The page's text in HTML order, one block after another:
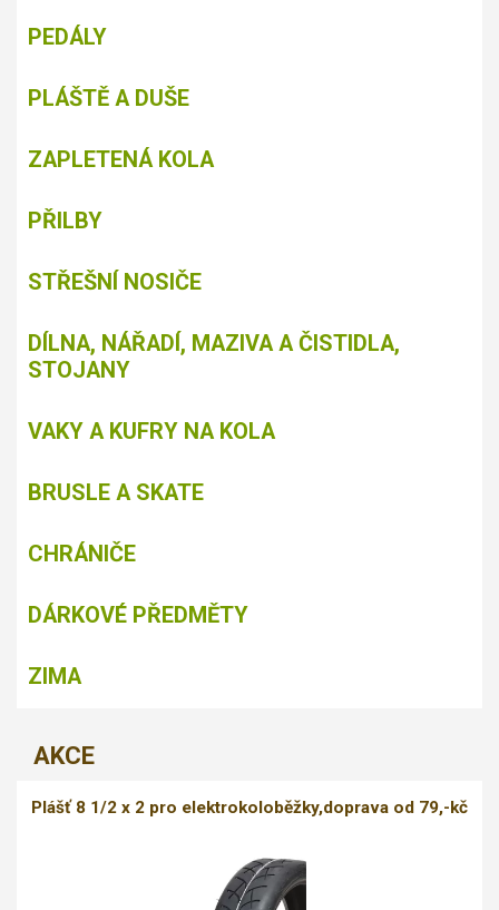
PEDÁLY
PLÁŠTĚ A DUŠE
ZAPLETENÁ KOLA
PŘILBY
STŘEŠNÍ NOSIČE
DÍLNA, NÁŘADÍ, MAZIVA A ČISTIDLA,
STOJANY
VAKY A KUFRY NA KOLA
BRUSLE A SKATE
CHRÁNIČE
DÁRKOVÉ PŘEDMĚTY
ZIMA
AKCE
Plášť 8 1/2 x 2 pro elektrokoloběžky,doprava od 79,-kč